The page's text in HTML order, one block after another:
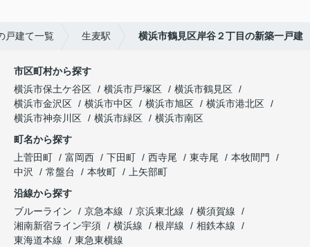
戸建て一覧 生麦駅 横浜市鶴見区岸谷２丁目の新築一戸建
市区町村から探す
横浜市保土ケ谷区
横浜市戸塚区
横浜市鶴見区
横浜市金沢区
横浜市中区 横浜市旭区
横浜市港北区
横浜市神奈川区
横浜市緑区
横浜市南区
町名から探す
上菅田町
富岡西 下田町 西寺尾 東寺尾
本牧間門
中沢
常盤台 本牧町
上矢部町
沿線から探す
ブルーライン
京急本線 京浜東北線
横須賀線
湘南新宿ライン宇須
横浜線 根岸線
相鉄本線
東海道本線
東急東横線